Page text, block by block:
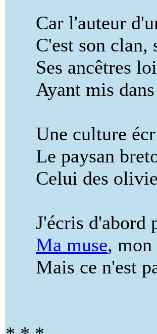
Car l'auteur d'un
C'est son clan,
Ses ancêtres
Ayant mis dans
Une culture
Le paysan
Celui des
J'écris d'abord
Ma muse,
Mais ce n'est